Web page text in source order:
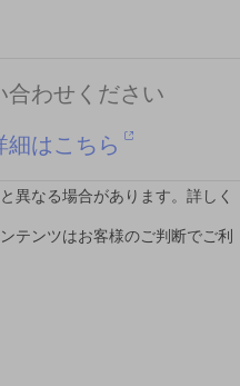
合わせください
細はこちら
異なる場合があります。詳しく
テンツはお客様のご判断でご利